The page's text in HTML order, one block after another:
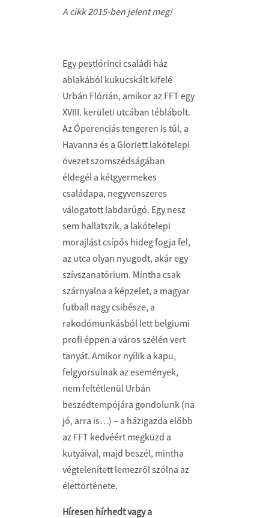
A cikk 2015-ben jelent meg!
Egy pestlőrinci családi ház
ablakából kukucskált kifelé
Urbán Flórián, amikor az FFT egy
XVIII. kerületi utcában téblábolt.
Az Óperenciás tengeren is túl, a
Havanna és a Gloriett lakótelepi
övezet szomszédságában
éldegél a kétgyermekes
családapa, negyvenszeres
válogatott labdarúgó. Egy nesz
sem hallatszik, a lakótelepi
morajlást csípős hideg fogja fel,
az utca olyan nyugodt, akár egy
szívszanatórium. Mintha csak
szárnyalna a képzelet, a magyar
futball nagy csibésze, a
rakodómunkásból lett belgiumi
profi éppen a város szélén vert
tanyát. Amikor nyílik a kapu,
felgyorsulnak az események,
nem feltétlenül Urbán
beszédtempójára gondolunk (na
jó, arra is…) – a házigazda előbb
az FFT kedvéért megküzd a
kutyáival, majd beszél, mintha
végtelenített lemezről szólna az
élettörténete.
Híresen hírhedt vagy a